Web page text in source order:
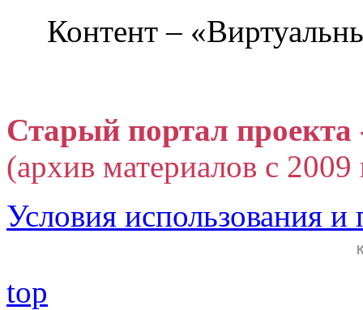
Контент –
Старый портал
(архив материалов с
Условия использования
top